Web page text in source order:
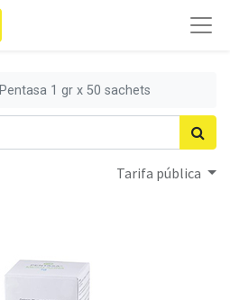
Pentasa 1 gr x 50 sachets
Tarifa pública